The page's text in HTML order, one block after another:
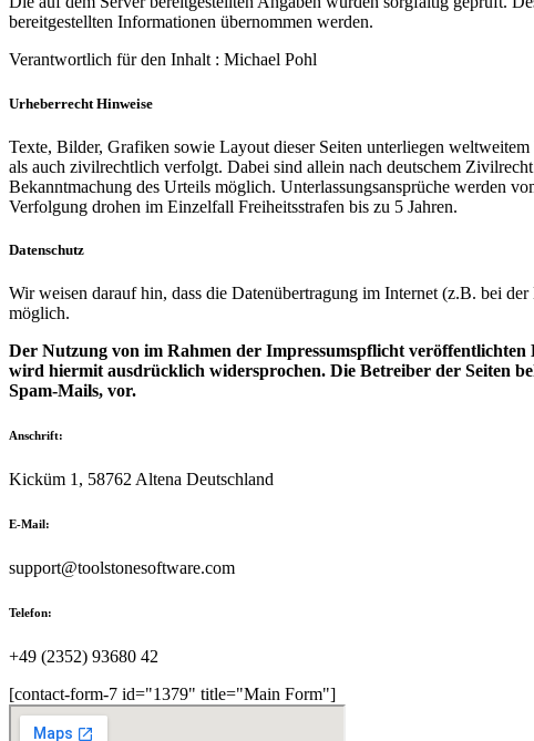
bereitgestellten Informationen übernommen werden.
Verantwortlich für den Inhalt : Michael Pohl
Urheberrecht Hinweise
Texte, Bilder, Grafiken sowie Layout dieser Seiten unterliegen
als auch zivilrechtlich verfolgt. Dabei sind allein nach deutschem
Bekanntmachung des Urteils möglich. Unterlassungsansprüche werden
Verfolgung drohen im Einzelfall Freiheitsstrafen bis zu 5 Jahren.
Datenschutz
Wir weisen darauf hin, dass die Datenübertragung im Internet (z.B. bei
möglich.
Der Nutzung von im Rahmen der Impressumspflicht
wird hiermit ausdrücklich widersprochen. Die Betreiber der Seiten
Spam-Mails, vor.
Anschrift:
Kicküm 1, 58762 Altena Deutschland
E-Mail:
support@toolstonesoftware.com
Telefon:
+49 (2352) 93680 42
[contact-form-7 id="1379" title="Main Form"]